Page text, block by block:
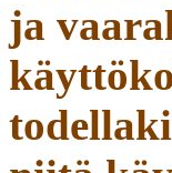
ja